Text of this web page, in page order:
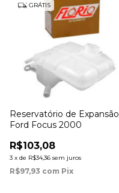
GRÁTIS
Reservatório de Expansão
Ford Focus 2000
R$103,08
3 x de R$34,36 sem juros
R$97,93 com Pix